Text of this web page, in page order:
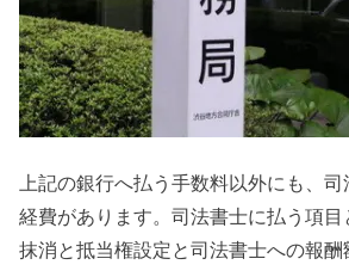
上記の銀行へ払う手数料以外にも、
経費があります。司法書士に払う項
抹消と抵当権設定と司法書士への報酬